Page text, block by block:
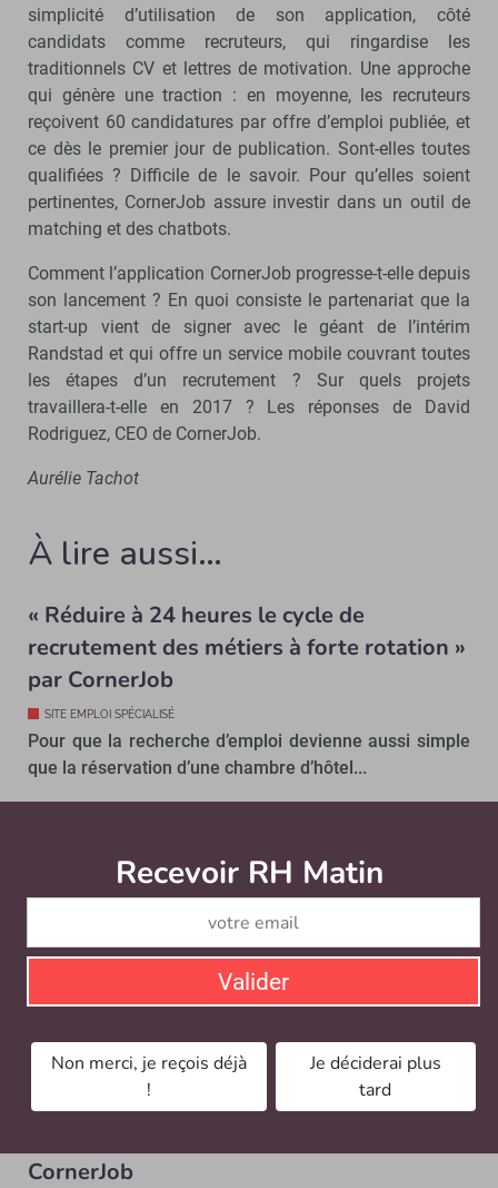
simplicité d’utilisation de son application, côté
candidats comme recruteurs, qui ringardise les
traditionnels CV et lettres de motivation. Une approche
qui génère une traction : en moyenne, les recruteurs
reçoivent 60 candidatures par offre d’emploi publiée, et
ce dès le premier jour de publication. Sont-elles toutes
qualifiées ? Difficile de le savoir. Pour qu’elles soient
pertinentes, CornerJob assure investir dans un outil de
matching et des chatbots.
Comment l’application CornerJob progresse-t-elle depuis
son lancement ? En quoi consiste le partenariat que la
start-up vient de signer avec le géant de l’intérim
Randstad et qui offre un service mobile couvrant toutes
les étapes d’un recrutement ? Sur quels projets
travaillera-t-elle en 2017 ? Les réponses de David
Rodriguez, CEO de CornerJob.
Aurélie Tachot
À lire aussi…
« Réduire à 24 heures le cycle de
recrutement des métiers à forte rotation »
par CornerJob
SITE EMPLOI SPÉCIALISÉ
Pour que la recherche d’emploi devienne aussi simple
que la réservation d’une chambre d’hôtel...
« Après TF1, nous accueillons RTL dans
CornerJob
Recevoir RH Matin
Valider
Non merci, je reçois déjà
!
Je déciderai plus
tard